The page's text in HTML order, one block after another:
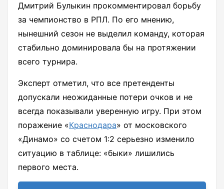
Дмитрий Булыкин прокомментировал борьбу
за чемпионство в РПЛ. По его мнению,
нынешний сезон не выделил команду, которая
стабильно доминировала бы на протяжении
всего турнира.
Эксперт отметил, что все претенденты
допускали неожиданные потери очков и не
всегда показывали уверенную игру. При этом
поражение «Краснодара» от московского
«Динамо» со счетом 1:2 серьезно изменило
ситуацию в таблице: «быки» лишились
первого места.